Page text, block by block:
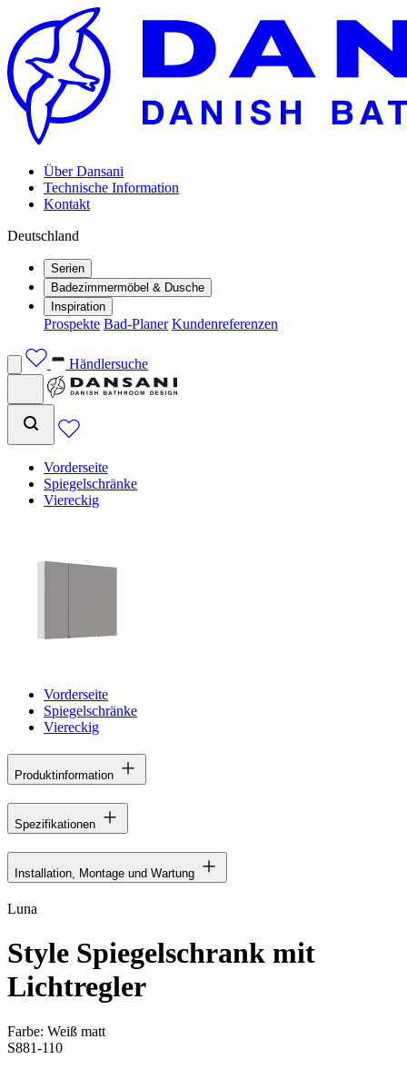
Über Dansani
Technische Information
Kontakt
Deutschland
Serien
Badezimmermöbel & Dusche
Inspiration
Prospekte Bad-Planer Kundenreferenzen
Händlersuche
Vorderseite
Spiegelschränke
Viereckig
Vorderseite
Spiegelschränke
Viereckig
Produktinformation
Spezifikationen
Installation, Montage und Wartung
Luna
Style Spiegelschrank mit
Lichtregler
Farbe: Weiß matt
S881-110